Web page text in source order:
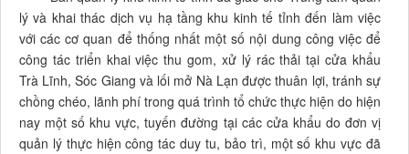
lý và khai thác dịch vụ hạ tầng khu kinh tế tỉnh đến làm việc
với các cơ quan để thống nhất một số nội dung công việc để
công tác triển khai việc thu gom, xử lý rác thải tại cửa khẩu
Trà Lĩnh, Sóc Giang và lối mở Nà Lạn được thuân lợi, tránh sự
chồng chéo, lãnh phí trong quá trình tổ chức thực hiện do hiện
nay một số khu vực, tuyến đường tại các cửa khẩu do đơn vị
quản lý thực hiện công tác duy tu, bảo trì, một số khu vực đã